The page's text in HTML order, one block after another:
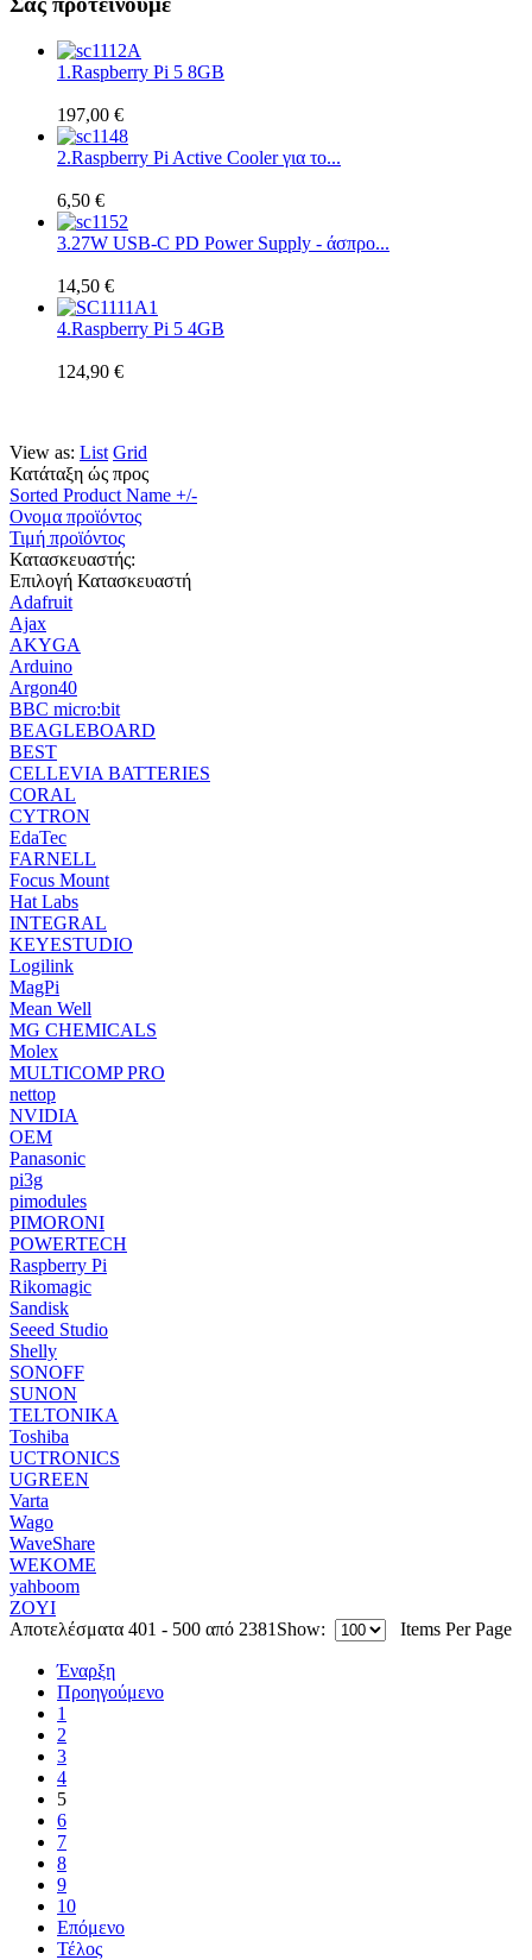
1.Raspberry Pi 5 8GB
197,00 €
2.Raspberry Pi Active Cooler για το...
6,50 €
3.27W USB-C PD Power Supply - άσπρο...
14,50 €
4.Raspberry Pi 5 4GB
124,90 €
View as: List Grid
Κατάταξη ώς προς
Sorted Product Name +/-
Ονομα προϊόντος
Τιμή προϊόντος
Κατασκευαστής:
Επιλογή Κατασκευαστή
Adafruit
Ajax
AKYGA
Arduino
Argon40
BBC micro:bit
BEAGLEBOARD
BEST
CELLEVIA BATTERIES
CORAL
CYTRON
EdaTec
FARNELL
Focus Mount
Hat Labs
INTEGRAL
KEYESTUDIO
Logilink
MagPi
Mean Well
MG CHEMICALS
Molex
MULTICOMP PRO
nettop
NVIDIA
OEM
Panasonic
pi3g
pimodules
PIMORONI
POWERTECH
Raspberry Pi
Rikomagic
Sandisk
Seeed Studio
Shelly
SONOFF
SUNON
TELTONIKA
Toshiba
UCTRONICS
UGREEN
Varta
Wago
WaveShare
WEKOME
yahboom
ZOYI
Αποτελέσματα 401 - 500 από 2381 Show: Items Per Page
Έναρξη
Προηγούμενο
1
2
3
4
5
6
7
8
9
10
Επόμενο
Τέλος